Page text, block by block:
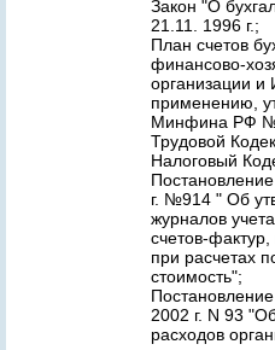
Закон "О
21.11. 1996 г.;
План счетов
финансово-
организации и
применению,
Минфина РФ №
Трудовой
Налоговый
г. №914 " Об
журналов
счетов-фактур,
при расчетах
стоимость";
2002 г. N 93
расходов